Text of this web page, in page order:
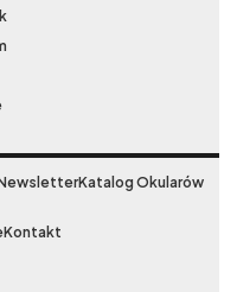
Katalog Okularów
Kontakt